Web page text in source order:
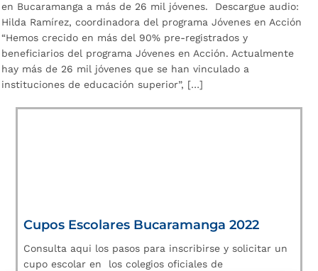
en Bucaramanga a más de 26 mil jóvenes. Descargue audio:
Hilda Ramírez, coordinadora del programa Jóvenes en Acción
“Hemos crecido en más del 90% pre-registrados y
beneficiarios del programa Jóvenes en Acción. Actualmente
hay más de 26 mil jóvenes que se han vinculado a
instituciones de educación superior”, […]
Cupos Escolares Bucaramanga 2022
Consulta aqui los pasos para inscribirse y solicitar un
cupo escolar en los colegios oficiales de